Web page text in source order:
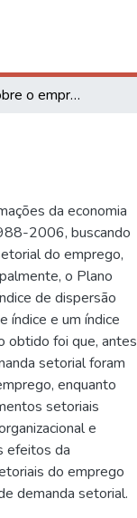
Uma análise sobre o emprego setorial brasileiro
da economia
2006, buscando
do emprego,
o Plano
de dispersão
índice e um índice
obtido foi que, antes
setorial foram
enquanto
setoriais
e
efeitos da
do emprego
demanda setorial.